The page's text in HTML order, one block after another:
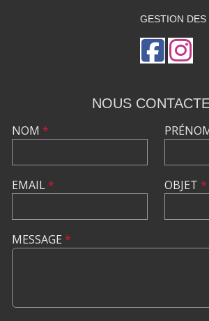
GESTION DES
NOUS
NOM *
EMAIL* OBJET *
MESSAGE *